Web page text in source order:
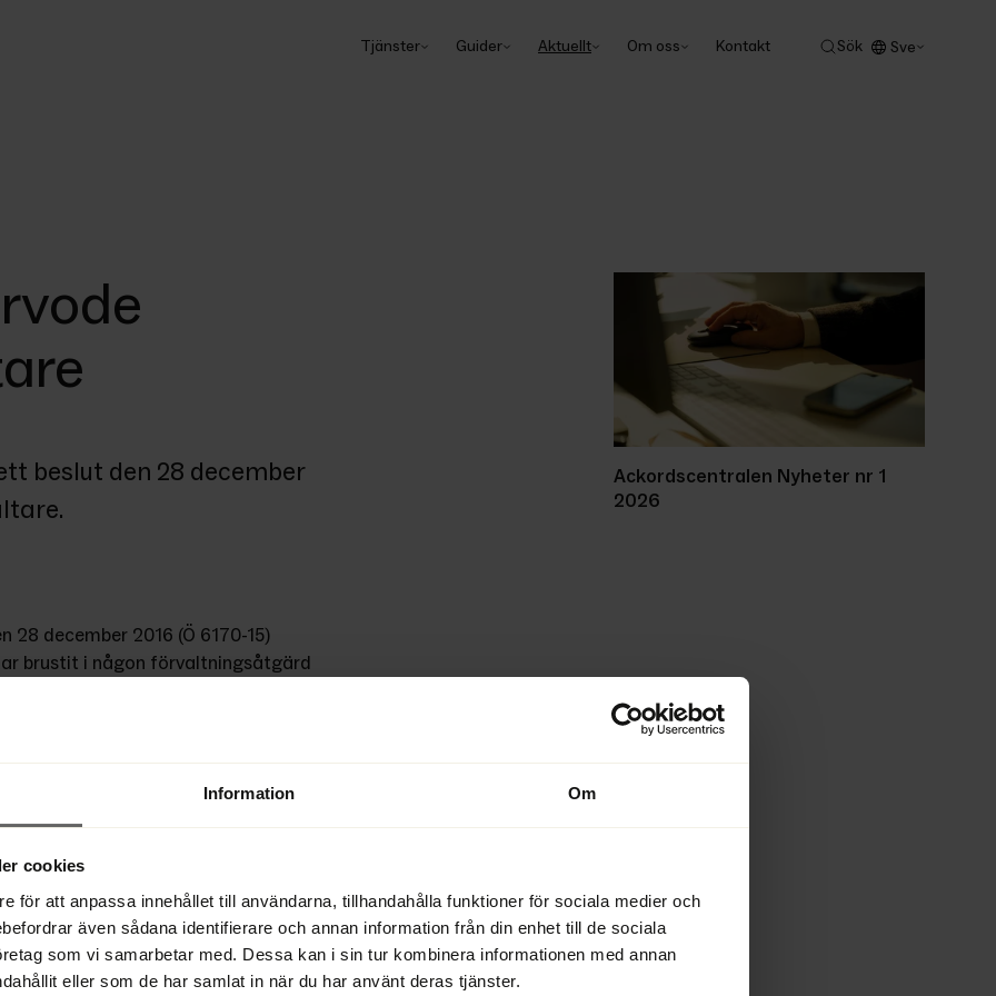
Information Om
cookies
för att anpassa innehållet till användarna, tillhandahålla funktioner för sociala medier och
även sådana identifierare och annan information från din enhet till de sociala
som vi samarbetar med. Dessa kan i sin tur kombinera informationen med annan
eller som de har samlat in när du har använt deras tjänster.
Tjänster Guider Aktuellt Om oss Kontakt Sök Sve
beslut den 28 december
december 2016 (Ö 6170-15)
brustit i någon förvaltningsåtgärd
som är hänförlig till just
utan att dessförinnan ha hört
höga kostnaden, skulle föranleda
hade fått uppdrag från
till ledning för upprättandet av
endast yrkat ett arvode
sitt beslut nedsatt förvaltarens
hade bifallit TSM:s yrkande.
Ackordscentralen Nyheter nr 1
2026